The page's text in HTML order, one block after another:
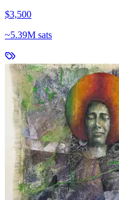
$3,500
~5.39M sats